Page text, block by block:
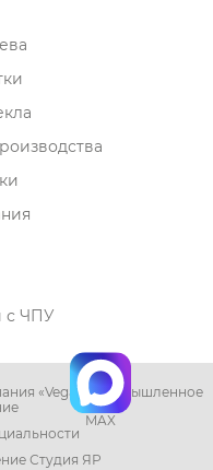
с ЧПУ
«Vega» - промышленное
Студия ЯР
MAX